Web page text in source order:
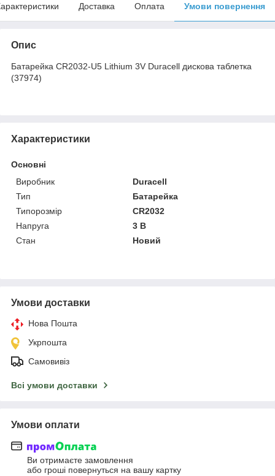
Доставка Оплата Умови повернення
Опис
Батарейка CR2032-U5 Lithium 3V Duracell дискова таблетка
(37974)
Характеристики
Основні
Виробник
Duracell
Тип
Батарейка
Типорозмір
CR2032
Напруга
3 В
Стан
Новий
Умови доставки
Нова Пошта
Укрпошта
Самовивіз
Всі умови доставки
Умови оплати
Ви отримаєте замовлення
або гроші повернуться на вашу картку